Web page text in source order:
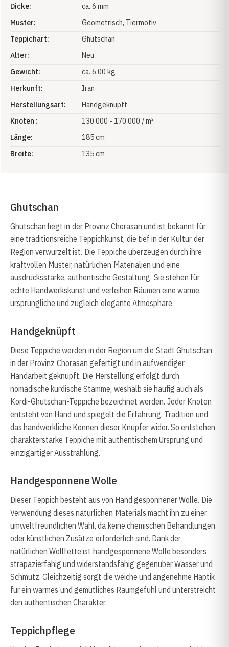
Dicke:
ca. 6 mm
Muster:
Geometrisch, Tiermotiv
Teppichart:
Ghutschan
Alter:
Neu
Gewicht:
ca. 6.00 kg
Herkunft:
Iran
Herstellungsart:
Handgeknüpft
Knoten :
130.000 - 170.000 / m²
Länge:
185 cm
Breite:
135 cm
Ghutschan
Ghutschan liegt in der Provinz Chorasan und ist bekannt für
eine traditionsreiche Teppichkunst, die tief in der Kultur der
Region verwurzelt ist. Die Teppiche überzeugen durch ihre
kraftvollen Muster, natürlichen Materialien und eine
ausdrucksstarke, authentische Gestaltung. Sie stehen für
echte Handwerkskunst und verleihen Räumen eine warme,
ursprüngliche und zugleich elegante Atmosphäre.
Handgeknüpft
Diese Teppiche werden in der Region um die Stadt Ghutschan
in der Provinz Chorasan gefertigt und in aufwendiger
Handarbeit geknüpft. Die Herstellung erfolgt durch
nomadische kurdische Stämme, weshalb sie häufig auch als
Kordi-Ghutschan-Teppiche bezeichnet werden. Jeder Knoten
entsteht von Hand und spiegelt die Erfahrung, Tradition und
das handwerkliche Können dieser Knüpfer wider. So entstehen
charakterstarke Teppiche mit authentischem Ursprung und
einzigartiger Ausstrahlung.
Handgesponnene Wolle
Dieser Teppich besteht aus von Hand gesponnener Wolle. Die
Verwendung dieses natürlichen Materials macht ihn zu einer
umweltfreundlichen Wahl, da keine chemischen Behandlungen
oder künstlichen Zusätze erforderlich sind. Dank der
natürlichen Wollfette ist handgesponnene Wolle besonders
strapazierfähig und widerstandsfähig gegenüber Wasser und
Schmutz. Gleichzeitig sorgt die weiche und angenehme Haptik
für ein warmes und gemütliches Raumgefühl und unterstreicht
den authentischen Charakter.
Teppichpflege